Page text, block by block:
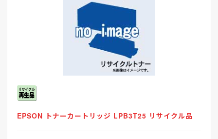
EPSON トナーカートリッジ LPB3T25 リサイクル品